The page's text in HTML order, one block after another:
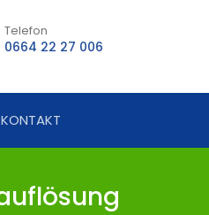
Telefon
0664 22 27 006
KONTAKT